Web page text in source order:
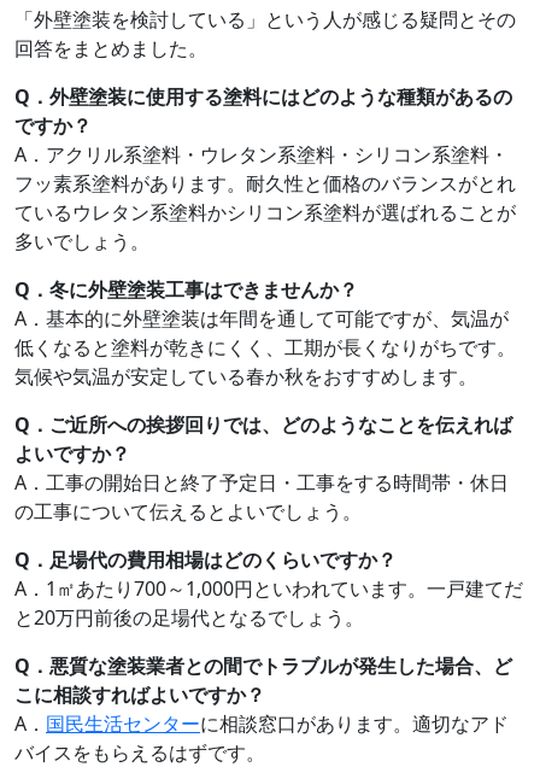
「外壁塗装を検討している」という人が感じる疑問とその
回答をまとめました。
Q．外壁塗装に使用する塗料にはどのような種類があるの
ですか？
A．アクリル系塗料・ウレタン系塗料・シリコン系塗料・
フッ素系塗料があります。耐久性と価格のバランスがとれ
ているウレタン系塗料かシリコン系塗料が選ばれることが
多いでしょう。
Q．冬に外壁塗装工事はできませんか？
A．基本的に外壁塗装は年間を通して可能ですが、気温が
低くなると塗料が乾きにくく、工期が長くなりがちです。
気候や気温が安定している春か秋をおすすめします。
Q．ご近所への挨拶回りでは、どのようなことを伝えれば
よいですか？
A．工事の開始日と終了予定日・工事をする時間帯・休日
の工事について伝えるとよいでしょう。
Q．足場代の費用相場はどのくらいですか？
A．1㎡あたり700～1,000円といわれています。一戸建てだ
と20万円前後の足場代となるでしょう。
Q．悪質な塗装業者との間でトラブルが発生した場合、ど
こに相談すればよいですか？
A． 国民生活センターに相談窓口があります。適切なアド
バイスをもらえるはずです。